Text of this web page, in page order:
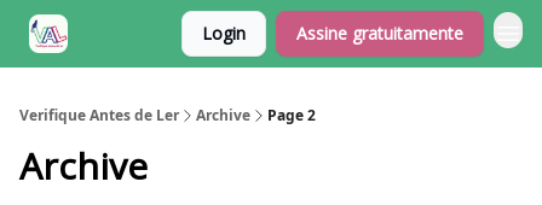
Login Assine gratuitamente
Verifique Antes de Ler Archive Page 2
Archive